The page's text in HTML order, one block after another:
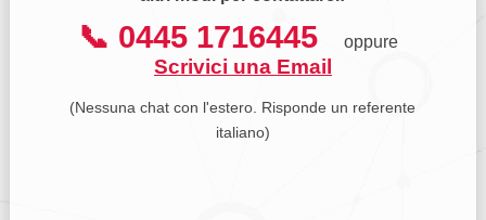
📞 0445 1716445 oppure
Scrivici una Email
(Nessuna chat con l'estero. Risponde un referente
italiano)